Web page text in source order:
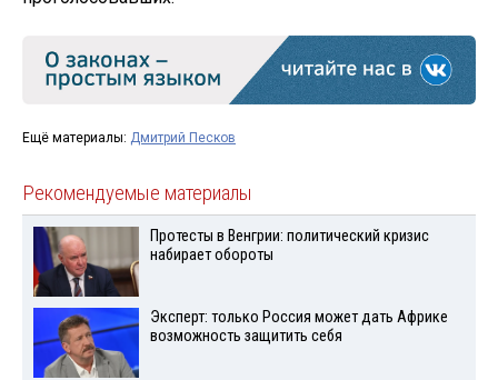
Ещё материалы: Дмитрий Песков
Рекомендуемые материалы
Протесты в Венгрии: политический кризис
набирает обороты
Эксперт: только Россия может дать Африке
возможность защитить себя